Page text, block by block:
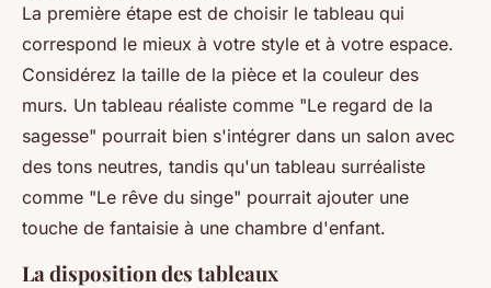
La première étape est de choisir le tableau qui
correspond le mieux à votre style et à votre espace.
Considérez la taille de la pièce et la couleur des
murs. Un tableau réaliste comme "Le regard de la
sagesse" pourrait bien s'intégrer dans un salon avec
des tons neutres, tandis qu'un tableau surréaliste
comme "Le rêve du singe" pourrait ajouter une
touche de fantaisie à une chambre d'enfant.
La disposition des tableaux